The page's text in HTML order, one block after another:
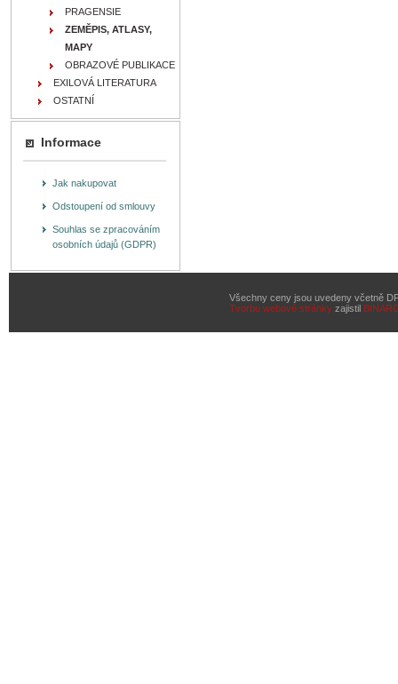
PRAGENSIE
ZEMĚPIS, ATLASY,
MAPY
OBRAZOVÉ PUBLIKACE
EXILOVÁ LITERATURA
OSTATNÍ
Informace
Jak nakupovat
Odstoupení od smlouvy
Souhlas se zpracováním
osobních údajů (GDPR)
Všechny ceny jsou uvedeny včetně
Tvorbu webové stránkyzajistil